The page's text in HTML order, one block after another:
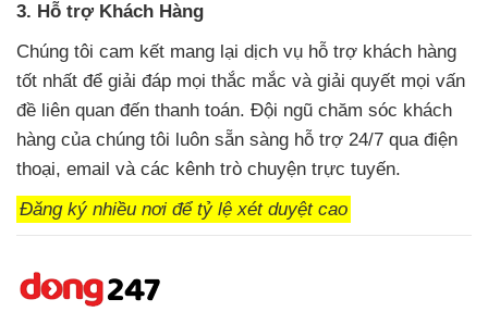
3. Hỗ trợ Khách Hàng
Chúng tôi cam kết mang lại dịch vụ hỗ trợ khách hàng
tốt nhất để giải đáp mọi thắc mắc và giải quyết mọi vấn
đề liên quan đến thanh toán. Đội ngũ chăm sóc khách
hàng của chúng tôi luôn sẵn sàng hỗ trợ 24/7 qua điện
thoại, email và các kênh trò chuyện trực tuyến.
Đăng ký nhiều nơi để tỷ lệ xét duyệt cao